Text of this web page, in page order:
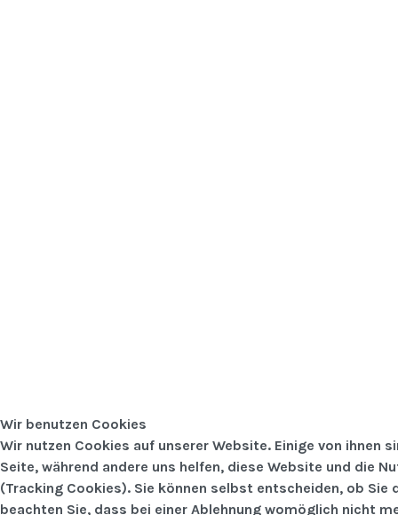
Wir benutzen Cookies
Wir nutzen Cookies auf unserer Website. Einige von ihnen
Seite, während andere uns helfen, diese Website und die
(Tracking Cookies). Sie können selbst entscheiden, ob
beachten Sie, dass bei einer Ablehnung womöglich nicht